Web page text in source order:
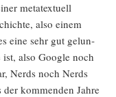
meta­tex­tu­ell
also einem
eine sehr gut gelun­
also Goog­le noch
Nerds noch Nerds
kom­men­den Jah­re